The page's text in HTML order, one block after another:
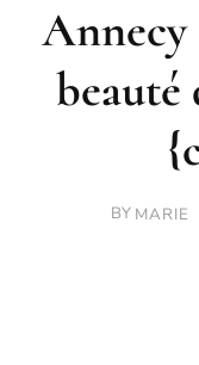
Annecy
beauté
BY MARIE